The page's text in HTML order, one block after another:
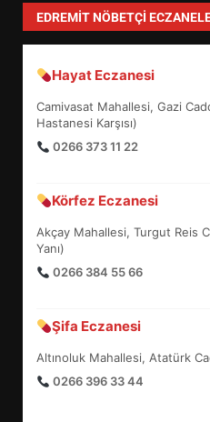
EDREMIT NÖBETÇI
Hayat Eczanesi
Camivasat Mahallesi, Gazi
Hastanesi Karşısı)
0266 373 11 22
Körfez Eczanesi
Akçay Mahallesi, Turgut Reis
Yanı)
0266 384 55 66
Şifa Eczanesi
Altınoluk Mahallesi, Atatürk
0266 396 33 44
4
5
BALIKESİR
UZATILDI:
6
7
YENİ